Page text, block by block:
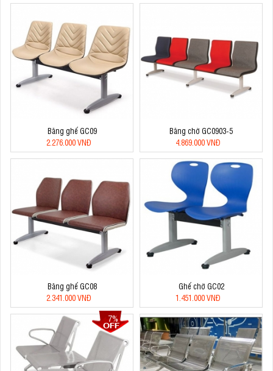
Băng ghế GC09
2.276.000 VNĐ
Băng chờ GC0903-5
4.869.000 VNĐ
Băng ghế GC08
2.341.000 VNĐ
Ghế chờ GC02
1.451.000 VNĐ
7%